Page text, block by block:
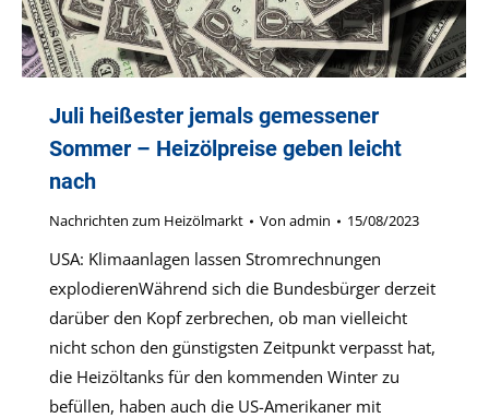
Juli heißester jemals gemessener
Sommer – Heizölpreise geben leicht
nach
Nachrichten zum Heizölmarkt Von admin 15/08/2023
USA: Klimaanlagen lassen Stromrechnungen
explodierenWährend sich die Bundesbürger derzeit
darüber den Kopf zerbrechen, ob man vielleicht
nicht schon den günstigsten Zeitpunkt verpasst hat,
die Heizöltanks für den kommenden Winter zu
befüllen, haben auch die US-Amerikaner mit